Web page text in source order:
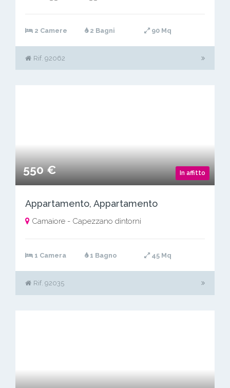
2 Camere 2 Bagni 90 Mq
Rif. 92062
In affitto
550 €
Appartamento, Appartamento
Camaiore - Capezzano dintorni
1 Camera 1 Bagno 45 Mq
Rif. 92035